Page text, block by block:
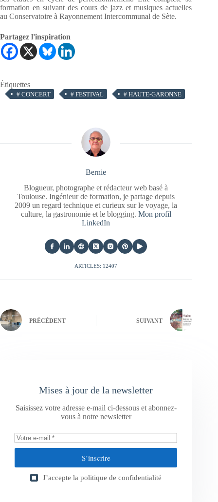
formation en suivant des cours de jazz et musiques actuelles
au Conservatoire à Rayonnement Intercommunal de Sète.
Partagez l'inspiration
Étiquettes
# CONCERT # FESTIVAL # HAUTE-GARONNE
Bernie
Blogueur, photographe et rédacteur web basé à
Toulouse. Ingénieur de formation, je partage depuis
2009 un regard technique et curieux sur le voyage, la
culture, la gastronomie et le blogging. Mon profil
LinkedIn
ARTICLES: 12407
PRÉCÉDENT SUIVANT
Mises à jour de la newsletter
Saisissez votre adresse e-mail ci-dessous et abonnez-
vous à notre newsletter
S’inscrire
J’accepte la politique de confidentialité